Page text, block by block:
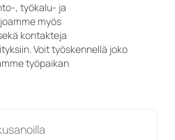
, työkalu- ja
myös
kontakteja
Voit työskennellä joko
työpaikan